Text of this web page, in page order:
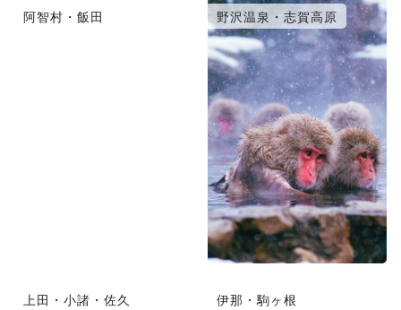
阿智村・飯田 野沢温泉・志賀高原
上田・小諸・佐久 伊那・駒ヶ根